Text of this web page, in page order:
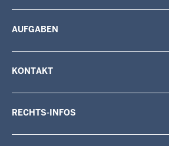
AUFGABEN
KONTAKT
RECHTS-INFOS